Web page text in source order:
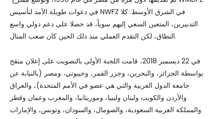
في دعوات طويلة الأمد لتأسيس NWFZ في الشرق الأوسط. كلا
التدبيرين، المتعين السعي إليهم سوياً، قد حصلا على دعم دولي واسع
النطاق، لكن التقدم العملي منذ ذلك الحين كان صعب المنال.
في 22 ديسمبر 2018، قامت اللجنة الأولى بالتصويت على إعلان منقح
بواسطة الجزائر، والبحرين، وجزر القمر، وجيبوتي، ومصر (بالنيابة عن
جامعة الدول العربية والتي هي عضو في الأمم المتحدة)، والعراق
والأردن والكويت ولبنان وليبيا، وموريتانيا، والمغرب وعمان وقطر
والمملكة العربية السعودية، والصومال، والسودان، وتونس، والإمارات